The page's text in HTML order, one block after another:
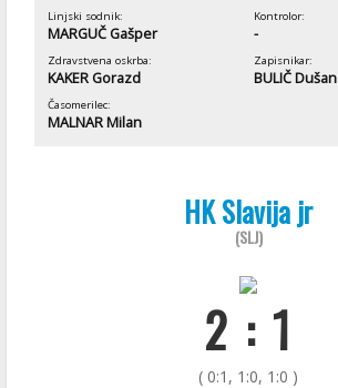
Linjski sodnik:
MARGUČ Gašper
Kontrolor:
-
Zdravstvena oskrba:
KAKER Gorazd
Zapisnikar:
BULIČ Dušan
Časomerilec:
MALNAR Milan
HK Slavija jr
(SLJ)
2 : 1
( 0:1, 1:0, 1:0 )